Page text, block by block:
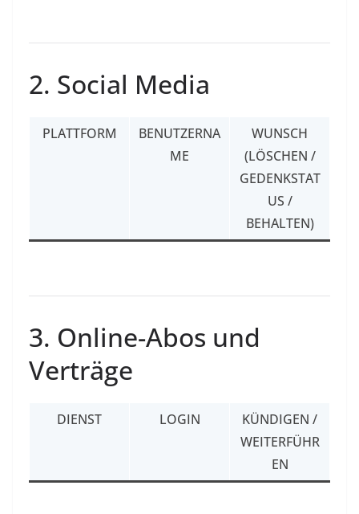
2. Social Media
PLATTFORM
BENUTZERNA
ME
WUNSCH
(LÖSCHEN /
GEDENKSTAT
US /
BEHALTEN)
3. Online-Abos und
Verträge
DIENST LOGIN
KÜNDIGEN /
WEITERFÜHR
EN